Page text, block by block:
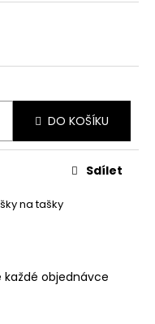
DO KOŠÍKU
na tašky
Sdílet
každé objednávce